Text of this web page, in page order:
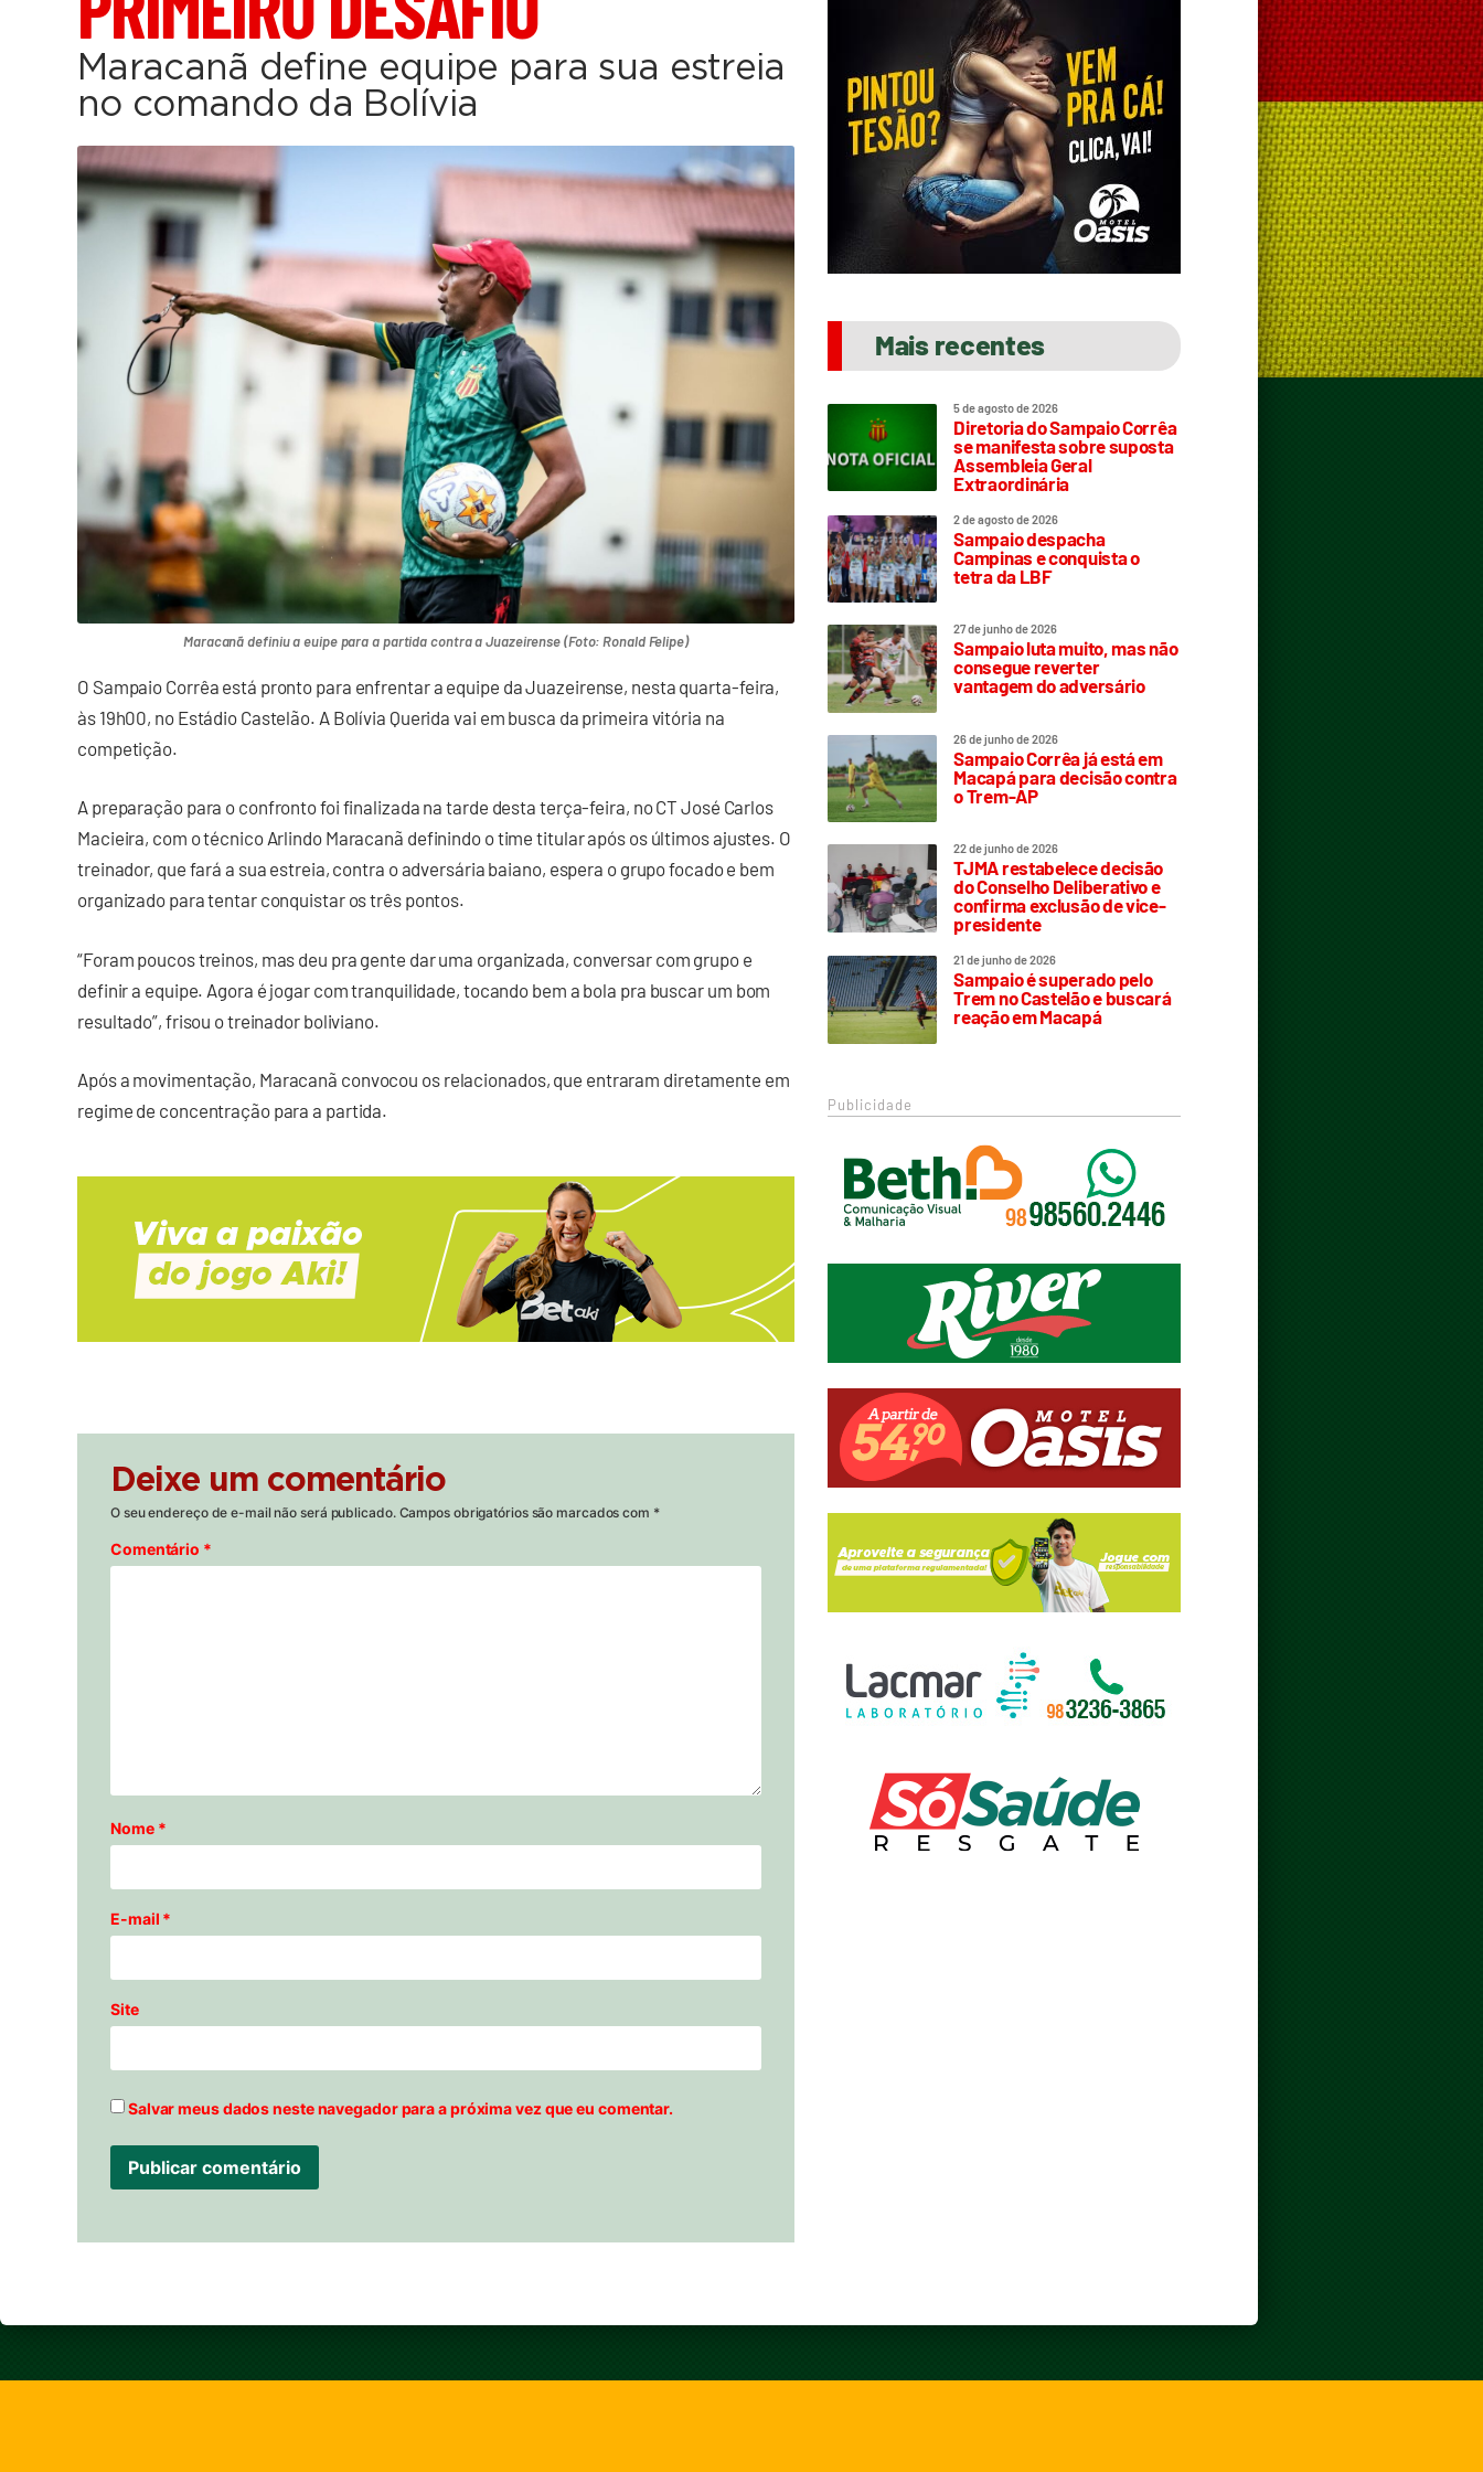
Maracanã define equipe para sua estreia
no comando da Bolívia
Maracanã definiu a euipe para a partida contra a Juazeirense (Foto: Ronald Felipe)
O Sampaio Corrêa está pronto para enfrentar a equipe da Juazeirense, nesta quarta-feira,
às 19h00, no Estádio Castelão. A Bolívia Querida vai em busca da primeira vitória na
competição.
A preparação para o confronto foi finalizada na tarde desta terça-feira, no CT José Carlos
Macieira, com o técnico Arlindo Maracanã definindo o time titular após os últimos ajustes. O
treinador, que fará a sua estreia, contra o adversária baiano, espera o grupo focado e bem
organizado para tentar conquistar os três pontos.
“Foram poucos treinos, mas deu pra gente dar uma organizada, conversar com grupo e
definir a equipe. Agora é jogar com tranquilidade, tocando bem a bola pra buscar um bom
resultado”, frisou o treinador boliviano.
Após a movimentação, Maracanã convocou os relacionados, que entraram diretamente em
regime de concentração para a partida.
Deixe um comentário
O seu endereço de e-mail não será publicado. Campos obrigatórios são marcados com *
Comentário *
Nome *
E-mail *
Site
Salvar meus dados neste navegador para a próxima vez que eu comentar.
Mais recentes
5 de agosto de 2026
Diretoria do Sampaio Corrêa
se manifesta sobre suposta
Assembleia Geral
Extraordinária
2 de agosto de 2026
Sampaio despacha
Campinas e conquista o
tetra da LBF
27 de junho de 2026
Sampaio luta muito, mas não
consegue reverter
vantagem do adversário
26 de junho de 2026
Sampaio Corrêa já está em
Macapá para decisão contra
o Trem-AP
22 de junho de 2026
TJMA restabelece decisão
do Conselho Deliberativo e
confirma exclusão de vice-
presidente
21 de junho de 2026
Sampaio é superado pelo
Trem no Castelão e buscará
reação em Macapá
Publicidade